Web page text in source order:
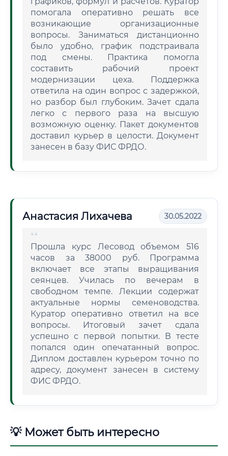
помогала оперативно решать все
возникающие организационные
вопросы. Заниматься дистанционно
было удобно, график подстраивала
под смены. Практика помогла
составить рабочий проект
модернизации цеха. Поддержка
ответила на один вопрос с задержкой,
но разбор был глубоким. Зачет сдала
легко с первого раза на высшую
возможную оценку. Пакет документов
доставил курьер в целости. Документ
занесен в базу ФИС ФРДО.
Анастасия Лихачева 30.05.2022
Прошла курс Лесовод объемом 516
часов за 38000 руб. Программа
включает все этапы выращивания
сеянцев. Училась по вечерам в
свободном темпе. Лекции содержат
актуальные нормы семеноводства.
Куратор оперативно ответил на все
вопросы. Итоговый зачет сдала
успешно с первой попытки. В тесте
попался один опечатанный вопрос.
Диплом доставлен курьером точно по
адресу, документ занесен в систему
ФИС ФРДО.
💡 Может быть интересно